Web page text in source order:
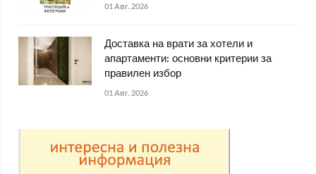
01 Авг. 2026
Доставка на врати за хотели и
апартаменти: основни критерии за
правилен избор
01 Авг. 2026